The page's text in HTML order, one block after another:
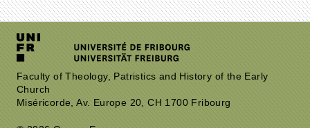
27.
28.
32.
33.
34.
Faculty of Theology, Patristics and History of the Early
Church
Miséricorde, Av. Europe 20, CH 1700 Fribourg